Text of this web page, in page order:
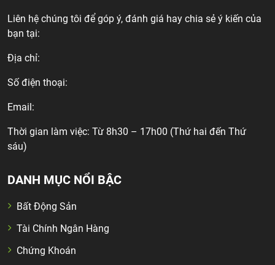
Liên hệ chúng tôi để góp ý, đánh giá hay chia sẻ ý kiến của
bạn tại:
Địa chỉ:
Số điện thoại:
Email:
Thời gian làm việc: Từ 8h30 – 17h00 (Thứ hai đến Thứ
sáu)
DANH MỤC NỔI BẬC
Bất Động Sản
Tài Chính Ngân Hàng
Chứng Khoán